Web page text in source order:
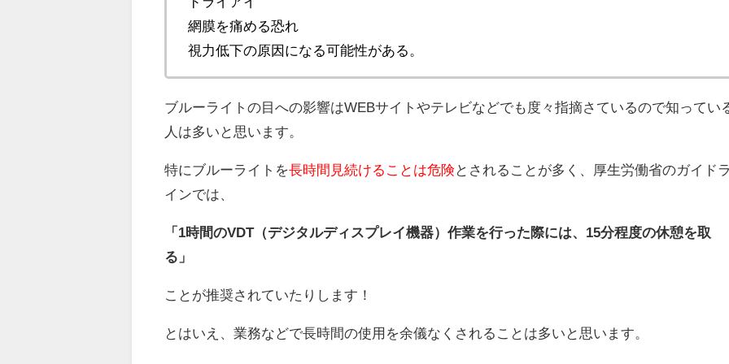
網膜を痛める恐れ
視力低下の原因になる可能性がある。
ブルーライトの目への影響はWEBサイトやテレビなどでも度々指摘さているので知ってい
人は多いと思います。
特にブルーライトを長時間見続けることは危険とされることが多く、厚生労働省のガイド
インでは、
「1時間のVDT（デジタルディスプレイ機器）作業を行った際には、15分程度の休憩を取
る」
ことが推奨されていたりします！
とはいえ、業務などで長時間の使用を余儀なくされることは多いと思います。